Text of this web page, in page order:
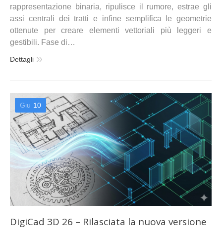
rappresentazione binaria, ripulisce il rumore, estrae gli
assi centrali dei tratti e infine semplifica le geometrie
ottenute per creare elementi vettoriali più leggeri e
gestibili. Fase di…
Dettagli
Giu 10
DigiCad 3D 26 – Rilasciata la nuova versione